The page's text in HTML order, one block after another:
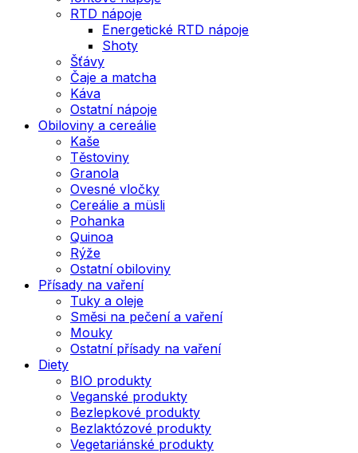
RTD nápoje
Energetické RTD nápoje
Shoty
Šťávy
Čaje a matcha
Káva
Ostatní nápoje
Obiloviny a cereálie
Kaše
Těstoviny
Granola
Ovesné vločky
Cereálie a müsli
Pohanka
Quinoa
Rýže
Ostatní obiloviny
Přísady na vaření
Tuky a oleje
Směsi na pečení a vaření
Mouky
Ostatní přísady na vaření
Diety
BIO produkty
Veganské produkty
Bezlepkové produkty
Bezlaktózové produkty
Vegetariánské produkty